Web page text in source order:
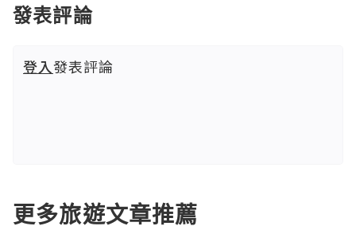
發表評論
登入發表評論
更多旅遊文章推薦